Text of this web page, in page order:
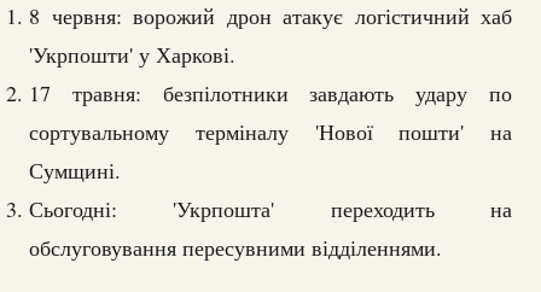
8 червня: ворожий дрон атакує логістичний хаб
'Укрпошти' у Харкові.
17 травня: безпілотники завдають удару по
сортувальному терміналу 'Нової пошти' на
Сумщині.
Сьогодні: 'Укрпошта' переходить на
обслуговування пересувними відділеннями.